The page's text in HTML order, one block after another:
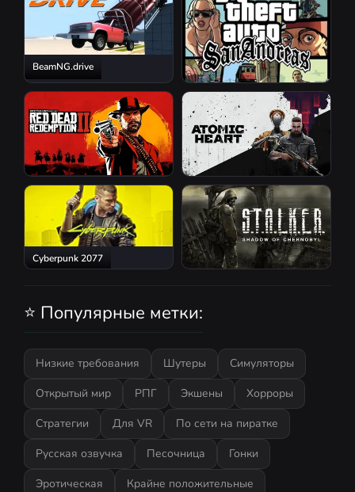
BeamNG.drive
GTA San Andreas
Red Dead Redemption 2 Atomic Heart
Cyberpunk 2077
⭐ Популярные метки:
Низкие требования Шутеры
Симуляторы
Открытый мир
РПГ Экшены
Хорроры
Стратегии
Для VR
По сети на пиратке
Русская озвучка
Песочница
Гонки
Эротическая
Крайне положительные